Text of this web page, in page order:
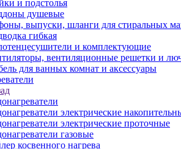
и подстолья
душевые
выпуски, шланги для стиральных
гибкая
и комплектующие
вентиляционные решетки и
для ванных комнат и аксессуары
электрические
электрические проточные
газовые
косвенного нагрева